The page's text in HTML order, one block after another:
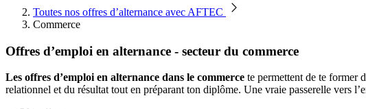
Toutes nos offres d’alternance avec AFTEC
Commerce
Offres d’emploi en alternance - secteur du commerce
Les offres d’emploi en alternance dans le commerce te permettent de te former
relationnel et du résultat tout en préparant ton diplôme. Une vraie passerelle vers